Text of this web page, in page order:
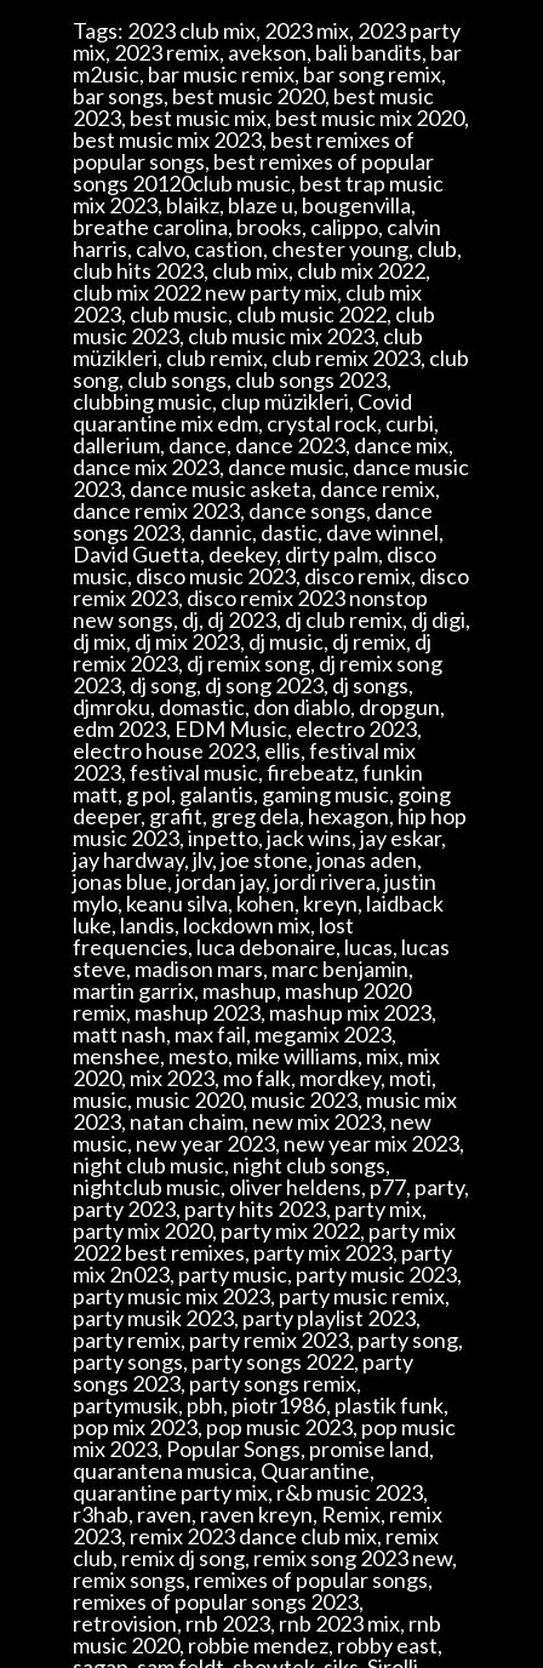
Tags: 2023 club mix, 2023 mix, 2023 party
mix, 2023 remix, avekson, bali bandits, bar
m2usic, bar music remix, bar song remix,
bar songs, best music 2020, best music
2023, best music mix, best music mix 2020,
best music mix 2023, best remixes of
popular songs, best remixes of popular
songs 20120club music, best trap music
mix 2023, blaikz, blaze u, bougenvilla,
breathe carolina, brooks, calippo, calvin
harris, calvo, castion, chester young, club,
club hits 2023, club mix, club mix 2022,
club mix 2022 new party mix, club mix
2023, club music, club music 2022, club
music 2023, club music mix 2023, club
müzikleri, club remix, club remix 2023, club
song, club songs, club songs 2023,
clubbing music, clup müzikleri, Covid
quarantine mix edm, crystal rock, curbi,
dallerium, dance, dance 2023, dance mix,
dance mix 2023, dance music, dance music
2023, dance music asketa, dance remix,
dance remix 2023, dance songs, dance
songs 2023, dannic, dastic, dave winnel,
David Guetta, deekey, dirty palm, disco
music, disco music 2023, disco remix, disco
remix 2023, disco remix 2023 nonstop
new songs, dj, dj 2023, dj club remix, dj digi,
dj mix, dj mix 2023, dj music, dj remix, dj
remix 2023, dj remix song, dj remix song
2023, dj song, dj song 2023, dj songs,
djmroku, domastic, don diablo, dropgun,
edm 2023, EDM Music, electro 2023,
electro house 2023, ellis, festival mix
2023, festival music, firebeatz, funkin
matt, g pol, galantis, gaming music, going
deeper, grafit, greg dela, hexagon, hip hop
music 2023, inpetto, jack wins, jay eskar,
jay hardway, jlv, joe stone, jonas aden,
jonas blue, jordan jay, jordi rivera, justin
mylo, keanu silva, kohen, kreyn, laidback
luke, landis, lockdown mix, lost
frequencies, luca debonaire, lucas, lucas
steve, madison mars, marc benjamin,
martin garrix, mashup, mashup 2020
remix, mashup 2023, mashup mix 2023,
matt nash, max fail, megamix 2023,
menshee, mesto, mike williams, mix, mix
2020, mix 2023, mo falk, mordkey, moti,
music, music 2020, music 2023, music mix
2023, natan chaim, new mix 2023, new
music, new year 2023, new year mix 2023,
night club music, night club songs,
nightclub music, oliver heldens, p77, party,
party 2023, party hits 2023, party mix,
party mix 2020, party mix 2022, party mix
2022 best remixes, party mix 2023, party
mix 2n023, party music, party music 2023,
party music mix 2023, party music remix,
party musik 2023, party playlist 2023,
party remix, party remix 2023, party song,
party songs, party songs 2022, party
songs 2023, party songs remix,
partymusik, pbh, piotr1986, plastik funk,
pop mix 2023, pop music 2023, pop music
mix 2023, Popular Songs, promise land,
quarantena musica, Quarantine,
quarantine party mix, r&b music 2023,
r3hab, raven, raven kreyn, Remix, remix
2023, remix 2023 dance club mix, remix
club, remix dj song, remix song 2023 new,
remix songs, remixes of popular songs,
remixes of popular songs 2023,
retrovision, rnb 2023, rnb 2023 mix, rnb
music 2020, robbie mendez, robby east,